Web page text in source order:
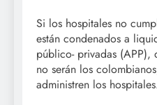
Si los hospitales no
están condenados a
público- privadas
no serán los
administren los